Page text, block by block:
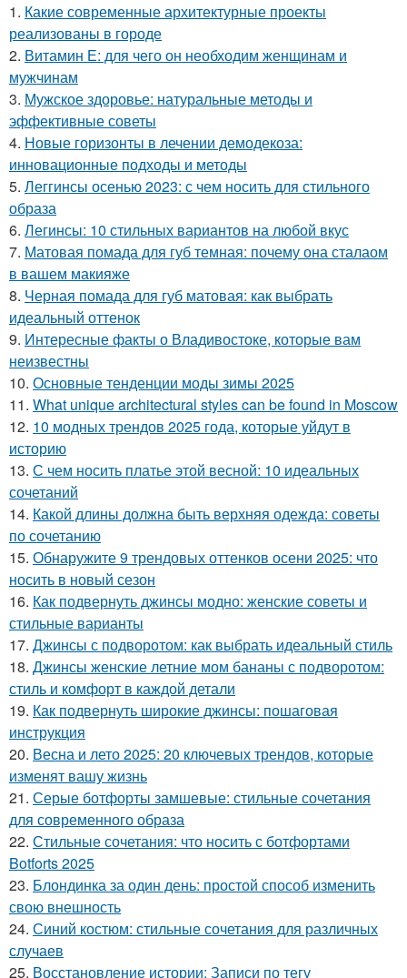
1. Какие современные архитектурные проекты
реализованы в городе
2. Витамин Е: для чего он необходим женщинам и
мужчинам
3. Мужское здоровье: натуральные методы и
эффективные советы
4. Новые горизонты в лечении демодекоза:
инновационные подходы и методы
5. Леггинсы осенью 2023: с чем носить для стильного
образа
6. Легинсы: 10 стильных вариантов на любой вкус
7. Матовая помада для губ темная: почему она сталаом
в вашем макияже
8. Черная помада для губ матовая: как выбрать
идеальный оттенок
9. Интересные факты о Владивостоке, которые вам
неизвестны
10. Основные тенденции моды зимы 2025
11. What unique architectural styles can be found in Moscow
12. 10 модных трендов 2025 года, которые уйдут в
историю
13. С чем носить платье этой весной: 10 идеальных
сочетаний
14. Какой длины должна быть верхняя одежда: советы
по сочетанию
15. Обнаружите 9 трендовых оттенков осени 2025: что
носить в новый сезон
16. Как подвернуть джинсы модно: женские советы и
стильные варианты
17. Джинсы с подворотом: как выбрать идеальный стиль
18. Джинсы женские летние мом бананы с подворотом:
стиль и комфорт в каждой детали
19. Как подвернуть широкие джинсы: пошаговая
инструкция
20. Весна и лето 2025: 20 ключевых трендов, которые
изменят вашу жизнь
21. Серые ботфорты замшевые: стильные сочетания
для современного образа
22. Стильные сочетания: что носить с ботфортами
Botforts 2025
23. Блондинка за один день: простой способ изменить
свою внешность
24. Синий костюм: стильные сочетания для различных
случаев
25. Восстановление истории: Записи по тегу